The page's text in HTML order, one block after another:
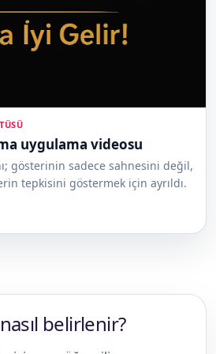
uygulama videosu
gösterinin sadece sahnesini değil,
tepkisini göstermek için ayrıldı.
belirlenir?